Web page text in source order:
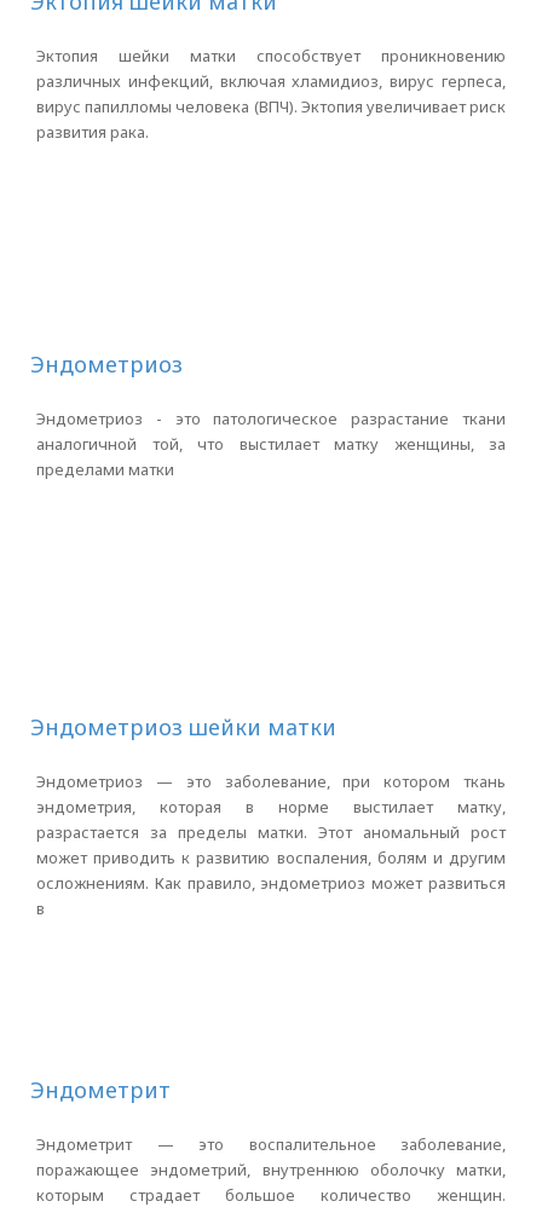
Эктопия шейки матки способствует проникновению
различных инфекций, включая хламидиоз, вирус герпеса,
вирус папилломы человека (ВПЧ). Эктопия увеличивает риск
развития рака.
Эндометриоз
Эндометриоз - это патологическое разрастание ткани
аналогичной той, что выстилает матку женщины, за
пределами матки
Эндометриоз шейки матки
Эндометриоз — это заболевание, при котором ткань
эндометрия, которая в норме выстилает матку,
разрастается за пределы матки. Этот аномальный рост
может приводить к развитию воспаления, болям и другим
осложнениям. Как правило, эндометриоз может развиться
в
Эндометрит
Эндометрит — это воспалительное заболевание,
поражающее эндометрий, внутреннюю оболочку матки,
которым страдает большое количество женщин.